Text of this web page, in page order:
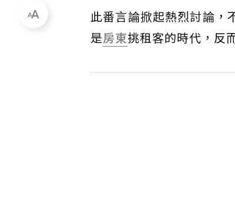
此番言論掀起熱烈討論，
是房東挑租客的時代，反